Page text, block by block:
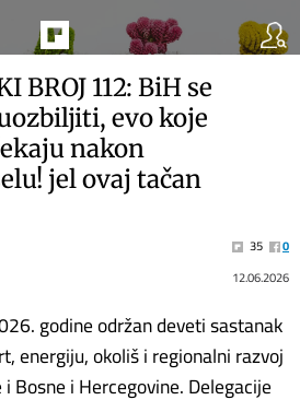
BROJ 112: BiH se
evo koje
nakon
jel ovaj tačan
35
0
12.06.2026
godine održan deveti sastanak
energiju, okoliš i regionalni razvoj
Bosne i Hercegovine. Delegacije